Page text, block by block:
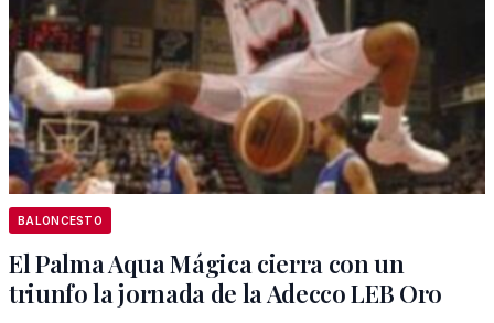
BALONCESTO
El Palma Aqua Mágica cierra con un
triunfo la jornada de la Adecco LEB Oro